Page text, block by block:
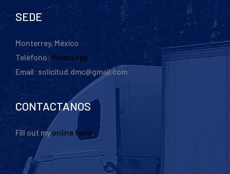
SEDE
Monterrey, México
Teléfono: WhatsApp
Email: solicitud.dmc@gmail.com
CONTACTANOS
Fill out my online form.